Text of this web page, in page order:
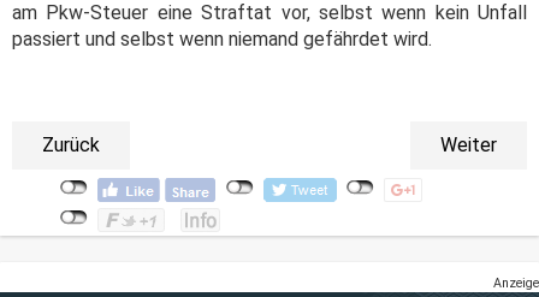
am Pkw-Steuer eine Straftat vor, selbst wenn kein Unfall
passiert und selbst wenn niemand gefährdet wird.
Zurück Weiter
Anzeige